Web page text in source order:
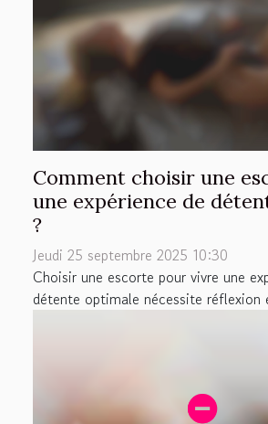
Comment choisir une
une expérience de
?
Jeudi 25 septembre 2025 10:30
Choisir une escorte pour vivre une
détente optimale nécessite réflexion